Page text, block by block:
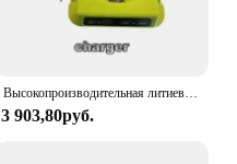
Высокопроизводительная литиевая батарея ForRYOBI ONE+, 18 В, без эффектов памяти, низкий саморазряд, подходит для всех инструментов ONE+P104, P107
3 903,80руб.